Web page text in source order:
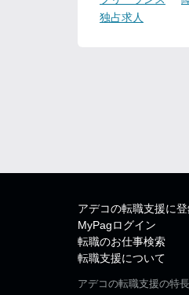
独占求人
アデコの転職支援に
MyPagログイン
転職のお仕事検索
転職支援について
アデコの転職支援の特長